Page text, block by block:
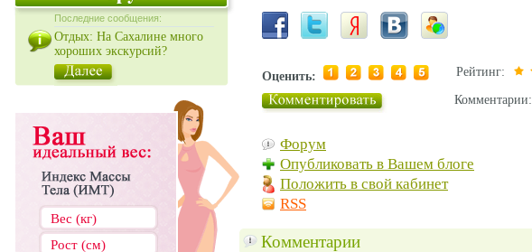
Последние сообщения:
Отдых: На Сахалине много
хороших экскурсий?
Оценить: Рейтинг:
Комментарии:
Форум
Опубликовать в Вашем блоге
Положить в свой кабинет
RSS
Комментарии